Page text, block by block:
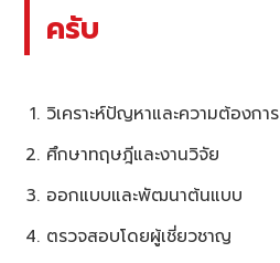
ครับ
วิเคราะห์ปัญหาและความต้องการ
ศึกษาทฤษฎีและงานวิจัย
ออกแบบและพัฒนาต้นแบบ
ตรวจสอบโดยผู้เชี่ยวชาญ